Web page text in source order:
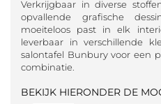
Verkrijgbaar in diverse
opvallende grafische
moeiteloos past in elk
leverbaar in verschillende
salontafel Bunbury voor een
combinatie.
BEKIJK HIERONDER DE